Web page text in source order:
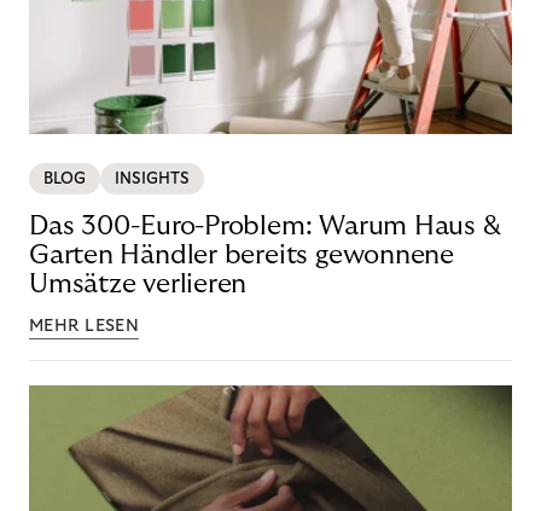
BLOG INSIGHTS
Das 300-Euro-Problem: Warum Haus &
Garten Händler bereits gewonnene
Umsätze verlieren
MEHR LESEN